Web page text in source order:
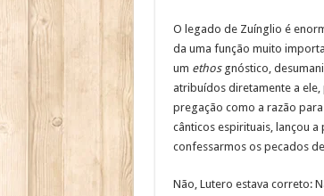
O legado de Zuínglio é
da uma função muito
um ethosgnóstico,
atribuídos diretamente a ele,
pregação como a razão
cânticos espirituais, lançou
confessarmos os pecados
Não, Lutero estava correto: